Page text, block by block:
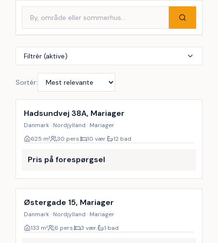
Filtrér (aktive)
Sortér:
Hadsundvej 38A, Mariager
Danmark · Nordjylland · Mariager
625 m² 30 pers. 10 vær. 12 bad
Pris på forespørgsel
Østergade 15, Mariager
Danmark · Nordjylland · Mariager
133 m² 6 pers. 3 vær. 1 bad